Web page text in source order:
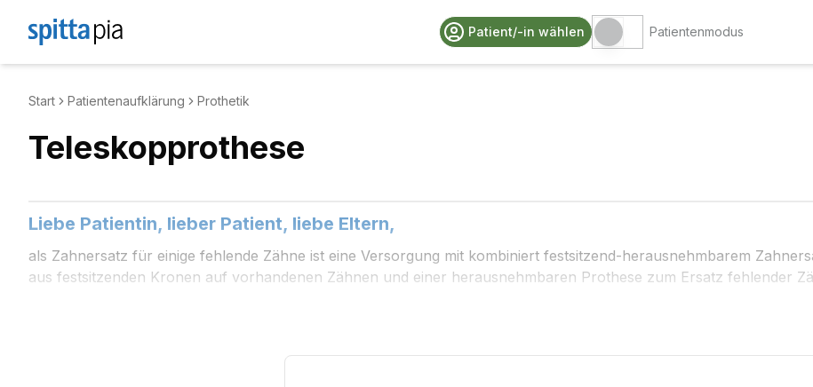
Patient/-in wählen Patientenmodus
Start Patientenaufklärung Prothetik
Teleskopprothese
Liebe Patientin, lieber Patient, liebe Eltern,
als Zahnersatz für einige fehlende Zähne ist eine Versorgung mit kombiniert festsitzend-herausnehmbarem
aus festsitzenden Kronen auf vorhandenen Zähnen und einer herausnehmbaren Prothese zum Ersatz fehlender